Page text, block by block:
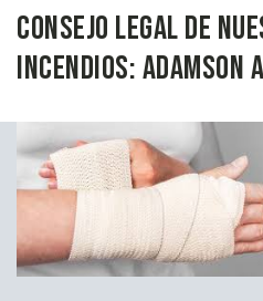
Consejo Legal de
Incendios: Adamson